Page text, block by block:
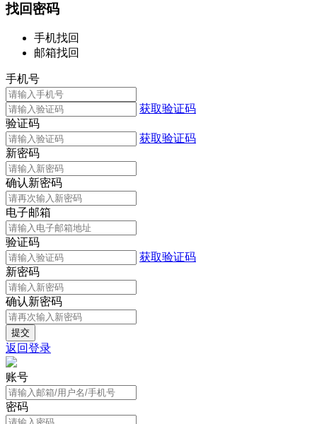
找回密码
手机找回
邮箱找回
手机号
获取验证码
验证码
获取验证码
新密码
确认新密码
电子邮箱
验证码
获取验证码
新密码
确认新密码
返回登录
账号
密码